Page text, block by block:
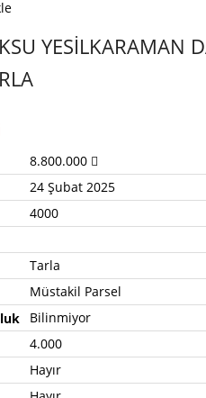
YESİLKARAMAN
8.800.000
24 Şubat 2025
4000
Tarla
Müstakil Parsel
Bilinmiyor
4.000
Hayır